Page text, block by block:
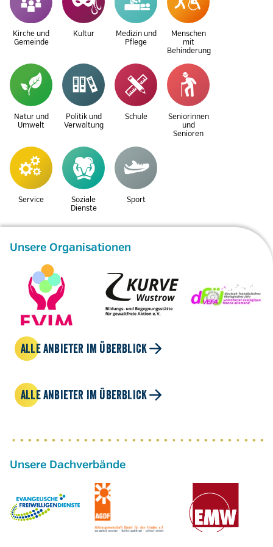
Kirche und
Gemeinde
Kultur
Medizin und
Pflege
Menschen
mit
Behinderung
Natur und
Umwelt
Politik und
Verwaltung
Schule
Seniorinnen
und
Senioren
Service
Soziale
Dienste
Sport
Unsere Organisationen
ALLE ANBIETER IM ÜBERBLICK
ALLE ANBIETER IM ÜBERBLICK